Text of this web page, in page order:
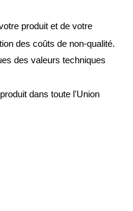
produit et de votre
des coûts de non-qualité.
des valeurs techniques
dans toute l'Union